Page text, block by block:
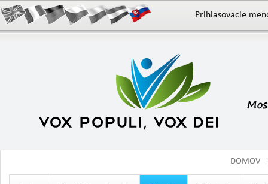
DOMOV
Prihlasovacie